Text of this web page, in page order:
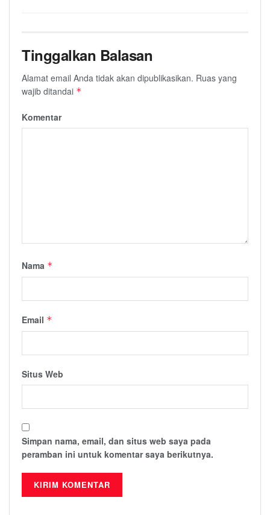
Tinggalkan Balasan
Alamat email Anda tidak akan dipublikasikan. Ruas yang
wajib ditandai *
Komentar
Nama *
Email *
Situs Web
Simpan nama, email, dan situs web saya pada
peramban ini untuk komentar saya berikutnya.